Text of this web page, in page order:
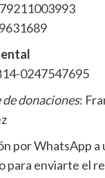
0247547695
donaciones:
por WhatsApp a
para enviarte el